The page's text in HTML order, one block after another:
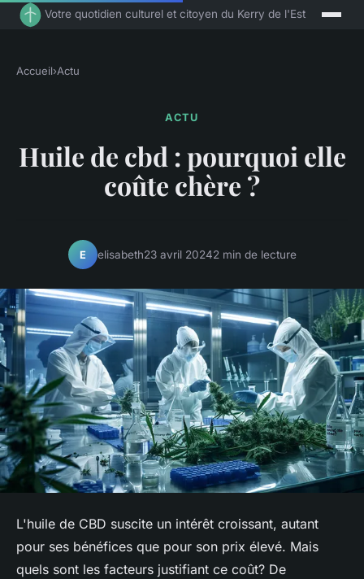
Votre quotidien culturel et citoyen du Kerry de l'Est
Accueil›Actu
ACTU
Huile de cbd : pourquoi elle
coûte chère ?
E elisabeth23 avril 20242 min de lecture
L'huile de CBD suscite un intérêt croissant, autant
pour ses bénéfices que pour son prix élevé. Mais
quels sont les facteurs justifiant ce coût? De